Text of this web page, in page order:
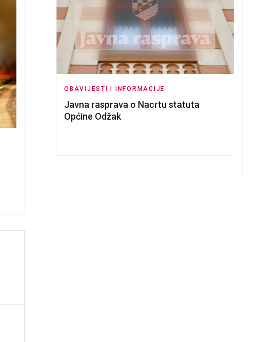
OBAVIJESTI I INFORMACIJE
Javna rasprava o Nacrtu statuta
Općine Odžak